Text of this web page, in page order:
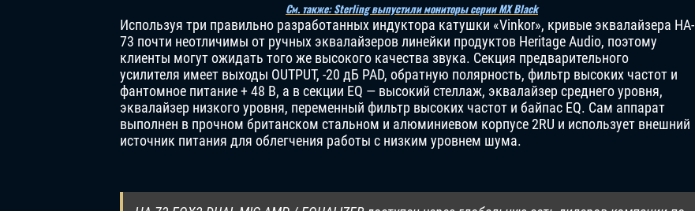
См. также: Sterling выпустили мониторы серии MX Black
Используя три правильно разработанных индуктора катушки «Vinkor», кривые эквалайзера HA-
73 почти неотличимы от ручных эквалайзеров линейки продуктов Heritage Audio, поэтому
клиенты могут ожидать того же высокого качества звука. Секция предварительного
усилителя имеет выходы OUTPUT, -20 дБ PAD, обратную полярность, фильтр высоких частот и
фантомное питание + 48 В, а в секции EQ — высокий стеллаж, эквалайзер среднего уровня,
эквалайзер низкого уровня, переменный фильтр высоких частот и байпас EQ. Сам аппарат
выполнен в прочном британском стальном и алюминиевом корпусе 2RU и использует внешний
источник питания для облегчения работы с низким уровнем шума.